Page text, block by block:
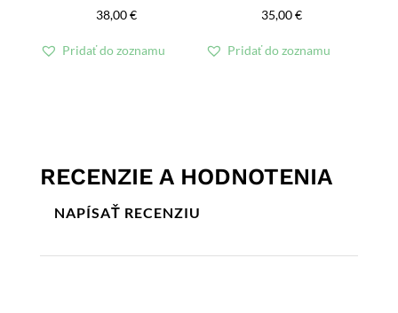
38,00€
Pridať do zoznamu
35,00€
Pridať do zoznamu
RECENZIE A HODNOTENIA
NAPÍSAŤ RECENZIU